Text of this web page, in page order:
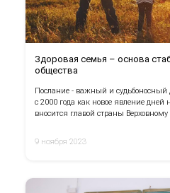
Здоровая семья – основа
общества
Послание - важный и судьбоносный
с 2000 года как новое явление дней
вносится главой страны
9 ноября 2023